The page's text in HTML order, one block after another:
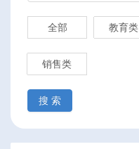
全部 教育类
销售类
搜 索